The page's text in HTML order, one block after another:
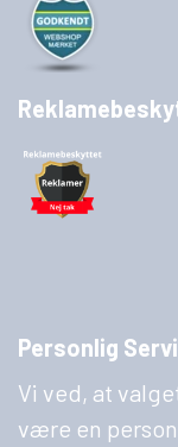
Personlig
Vi ved, at
være en